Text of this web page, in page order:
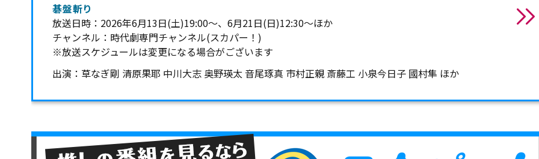
碁盤斬り
放送日時：2026年6月13日(土)19:00～、6月21日(日)12:30～ほか
チャンネル：時代劇専門チャンネル(スカパー！)
※放送スケジュールは変更になる場合がございます
出演：草なぎ剛 清原果耶 中川大志 奥野瑛太 音尾琢真 市村正親 斎藤工 小泉今日子 國村隼 ほか